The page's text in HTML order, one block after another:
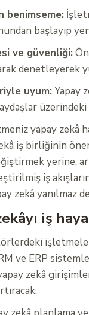
benimseme:
başlayıp
ve güvenliği:
denetleyerek
uyum:Yapay
yapay zekâ
iş birliğinin
yerine,
iş
zekâ yanılmaz
iş
ve ERP
zekâ